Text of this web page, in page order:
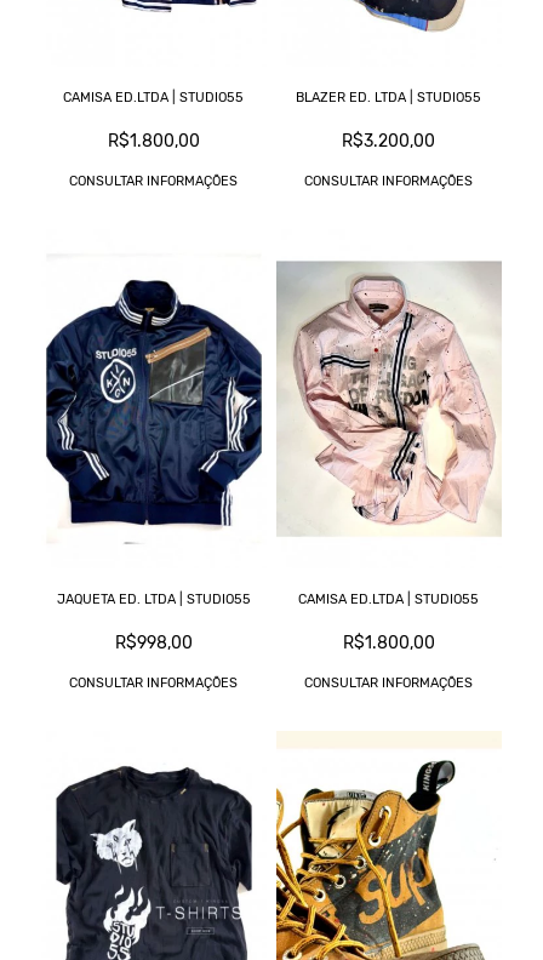
CAMISA ED.LTDA | STUDIO55
R$1.800,00
CONSULTAR INFORMAÇÕES
BLAZER ED. LTDA | STUDIO55
R$3.200,00
CONSULTAR INFORMAÇÕES
JAQUETA ED. LTDA | STUDIO55
R$998,00
CONSULTAR INFORMAÇÕES
CAMISA ED.LTDA | STUDIO55
R$1.800,00
CONSULTAR INFORMAÇÕES